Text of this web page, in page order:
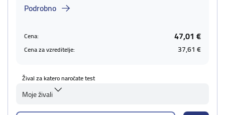
Podrobno
Cena: 47,01 €
Cena za vzreditelje: 37,61 €
Žival za katero naročate test
Moje živali